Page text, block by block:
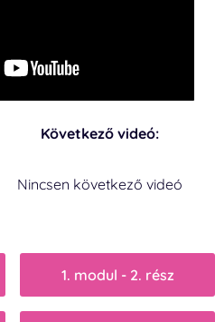
Következő videó:
Nincsen következő videó
1. modul - 2. rész